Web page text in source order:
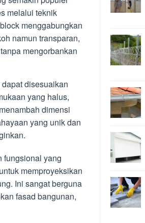
melalui teknik
menggabungkan
namun transparan,
mengorbankan
disesuaikan
yang halus,
dimensi
yang unik dan
fungsional yang
memproyeksikan
Ini sangat berguna
fasad bangunan,